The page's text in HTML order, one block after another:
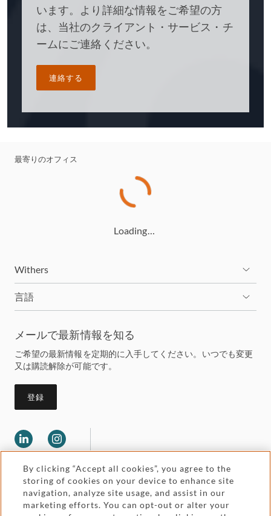
います。より詳細な情報をご希望の方
は、当社のクライアント・サービス・チ
ームにご連絡ください。
連絡する
最寄りのオフィス
Loading…
Withers
言語
メールで最新情報を知る
ご希望の最新情報を定期的に入手してください。いつでも変更
又は購読解除が可能です。
登録
By clicking “Accept all cookies”, you agree to the
storing of cookies on your device to enhance site
navigation, analyze site usage, and assist in our
marketing efforts. You can opt-out or alter your